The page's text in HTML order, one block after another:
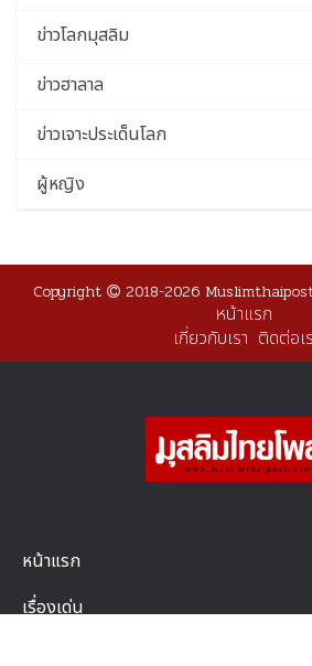
ข่าวโลกมุสลิม
ข่าวฮาลาล
ข่าวเจาะประเด็นโลก
ผู้หญิง
Copyright 2018-2026
หน้าแรก
เกี่ยวกับเรา ติดต่อเ
หน้าแรก
เรื่องเด่น